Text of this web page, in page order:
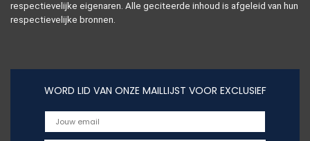
respectievelijke eigenaren. Alle geciteerde inhoud is afgeleid van hun
respectievelijke bronnen.
WORD LID VAN ONZE MAILLIJST VOOR EXCLUSIEF